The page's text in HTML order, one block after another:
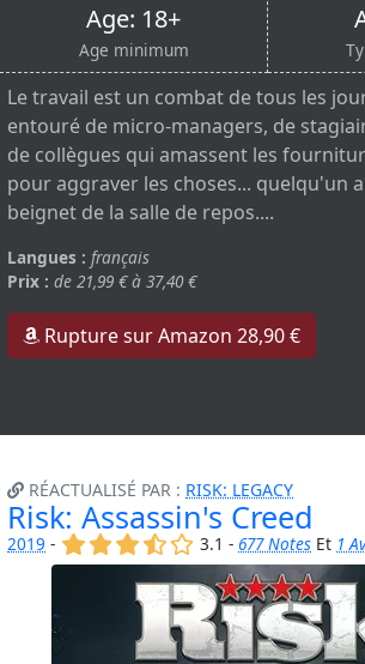
Age: 18+
Age minimum
Le travail est un combat de tous les
entouré de micro-managers, de
de collègues qui amassent les
pour aggraver les choses... quelqu'un
beignet de la salle de repos....
Langues : français
Prix : de 21,99 € à 37,40 €
Rupture sur Amazon 28,90 €
RÉACTUALISÉ PAR : RISK: LEGACY
Risk: Assassin's Creed
2019 - (x) (x) (x) (,) ()
3.1 - 677 Notes Et 1